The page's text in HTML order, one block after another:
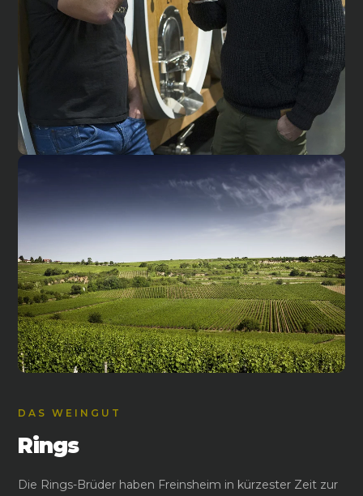
DAS WEINGUT
Rings
Die Rings-Brüder haben Freinsheim in kürzester Zeit zur